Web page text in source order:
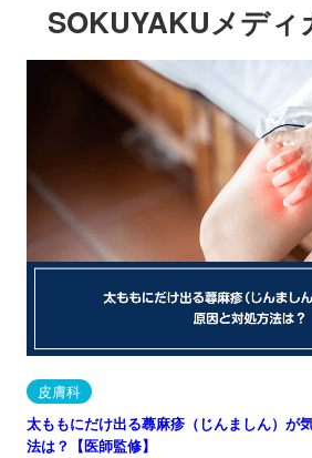
SOKUYAKUメディ
皮膚科
太ももにだけ出る蕁麻疹（じんましん）が
法は？【医師監修】